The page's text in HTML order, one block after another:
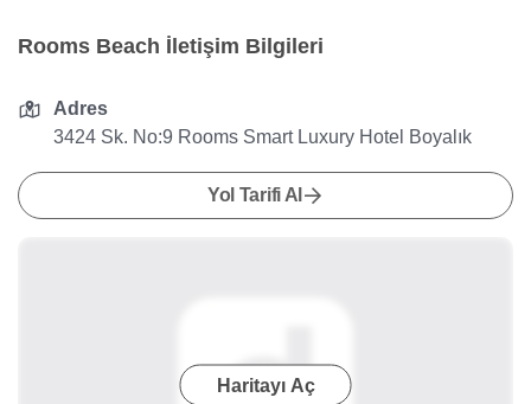
Rooms Beach İletişim Bilgileri
Adres
3424 Sk. No:9 Rooms Smart Luxury Hotel Boyalık
Yol Tarifi Al
Haritayı Aç